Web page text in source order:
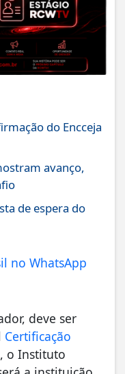
do Encceja
avanço,
de espera do
no WhatsApp
deve ser
Certificação
o Instituto